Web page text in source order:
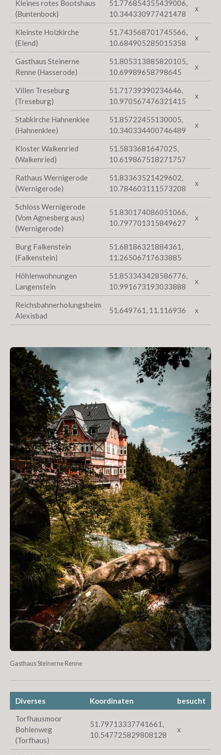
Kleines rotes Bootshaus
(Buntenbock)
51.776854355439006,
10.344330977421478
x
Kleinste Holzkirche
(Elend)
51.743568701745566,
10.684905285015358
x
Gasthaus Steinerne
Renne (Hasserode)
51.805313885820105,
10.69989658798645
x
Villen Treseburg
(Treseburg)
51.71739390234646,
10.970567476321415
x
Stabkirche Hahnenklee
(Hahnenklee)
51.85722455130005,
10.340334400746489
x
Kloster Walkenried
(Walkenried)
51.5833681647025,
10.619867518271757
Rathaus Wernigerode
(Wernigerode)
51.83363521429602,
10.784603111573208
x
Schloss Wernigerode
(Vom Agnesberg aus)
(Wernigerode)
51.830174086051066,
10.797701315849627
x
Burg Falkenstein
(Falkenstein)
51.68186321884361,
11.26506717633885
Höhlenwohnungen
Langenstein
51.853343428586776,
10.991673193033888
x
Reichsbahnerholungsheim
Alexisbad
51.649761, 11.116936 x
Gasthaus Steinerne Renne
Diverses Koordinaten
besucht
Torfhausmoor
Bohlenweg
(Torfhaus)
51.79713337741661,
10.547725829808128
x